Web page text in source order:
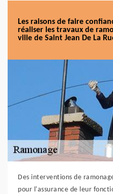
Les raisons de faire
réaliser les travaux de
ville de Saint Jean De La
Des interventions de
pour l'assurance de leur